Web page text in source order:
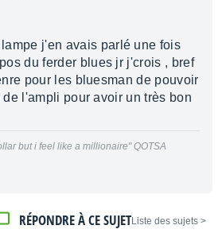
j'en avais parlé une fois
du ferder blues jr j'crois , bref
pour les bluesman de pouvoir
l'ampli pour avoir un très bon
but i feel like a millionaire" QOTSA
< Liste des sujets
RÉPONDRE À CE SUJET